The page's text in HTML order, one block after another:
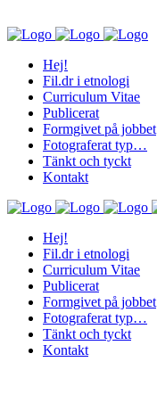
Hej!
Fil.dr i etnologi
Curriculum Vitae
Publicerat
Formgivet på jobbet
Fotograferat typ…
Tänkt och tyckt
Kontakt
Hej!
Fil.dr i etnologi
Curriculum Vitae
Publicerat
Formgivet på jobbet
Fotograferat typ…
Tänkt och tyckt
Kontakt